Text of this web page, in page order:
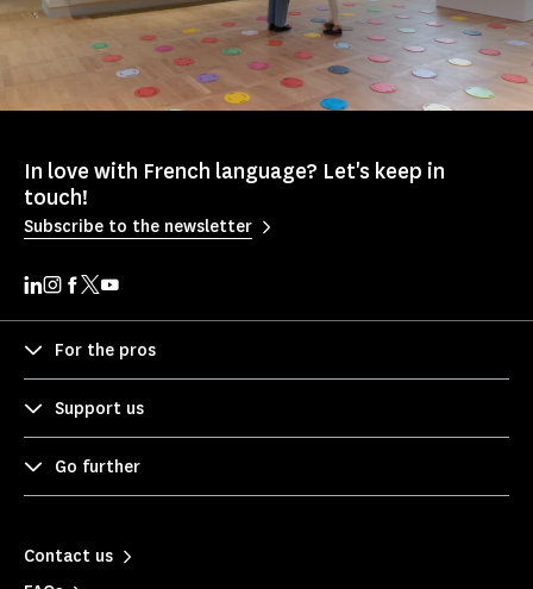
In love with French language? Let's keep in
touch!
Subscribe to the newsletter
For the pros
Support us
Go further
Contact us